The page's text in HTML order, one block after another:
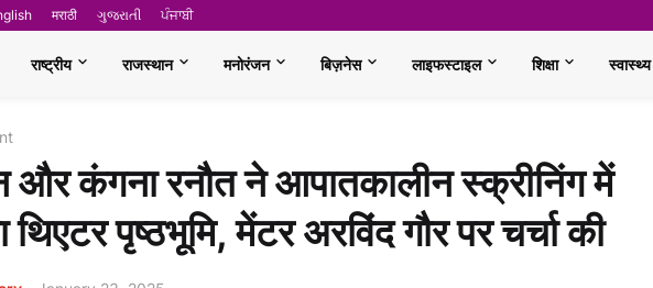
मराठी ગુજરાતી ਪੰਜਾਬੀ
राष्ट्रीय राजस्थान मनोरंजन बिज़नेस लाइफस्टाइल शिक्षा स्वास्थ्य
और कंगना रनौत ने आपातकालीन स्क्रीनिंग में
पृष्ठभूमि, मेंटर अरविंद गौर पर चर्चा की